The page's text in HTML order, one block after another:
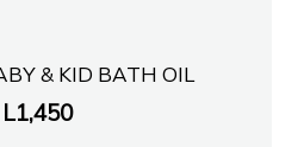
& KID BATH OIL
L1,450